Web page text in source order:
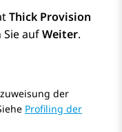
Thick Provision
aufWeiter.
der
Profiling der